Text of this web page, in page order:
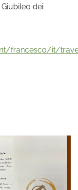
dei
francesco/it/